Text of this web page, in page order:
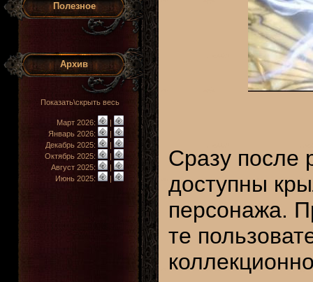
Полезное
Архив
Показать\скрыть весь
Март 2026:
|
Январь 2026:
|
Декабрь 2025:
|
Октябрь 2025:
|
Август 2025:
|
Июнь 2025:
|
Сразу после
доступны
персонажа.
те